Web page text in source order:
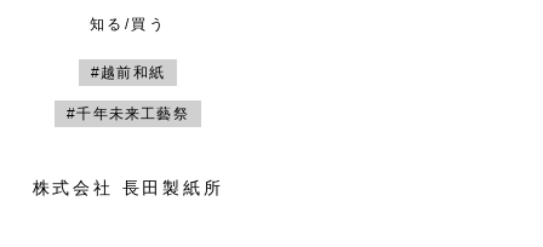
知る/買う
#越前和紙
#千年未来工藝祭
株式会社 長田製紙所